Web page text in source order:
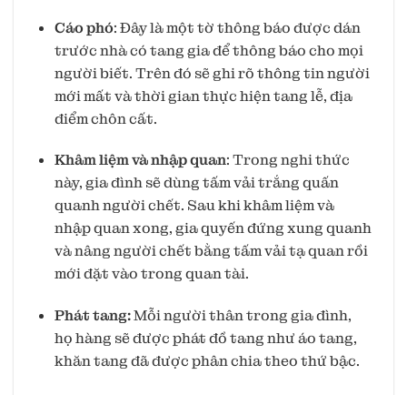
Cáo phó: Đây là một tờ thông báo được dán
trước nhà có tang gia để thông báo cho mọi
người biết. Trên đó sẽ ghi rõ thông tin người
mới mất và thời gian thực hiện tang lễ, địa
điểm chôn cất.
Khâm liệm và nhập quan: Trong nghi thức
này, gia đình sẽ dùng tấm vải trắng quấn
quanh người chết. Sau khi khâm liệm và
nhập quan xong, gia quyến đứng xung quanh
và nâng người chết bằng tấm vải tạ quan rồi
mới đặt vào trong quan tài.
Phát tang:Mỗi người thân trong gia đình,
họ hàng sẽ được phát đồ tang như áo tang,
khăn tang đã được phân chia theo thứ bậc.